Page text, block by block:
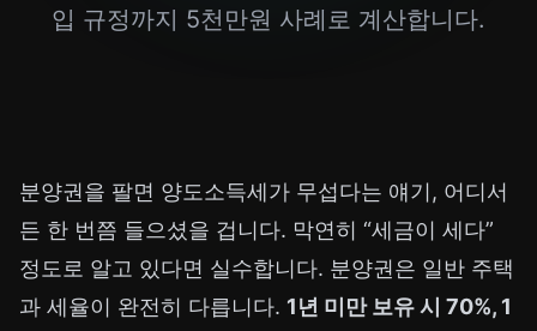
입 규정까지 5천만원 사례로 계산합니다.
분양권을 팔면 양도소득세가 무섭다는 얘기, 어디서
든 한 번쯤 들으셨을 겁니다. 막연히 “세금이 세다”
정도로 알고 있다면 실수합니다. 분양권은 일반 주택
과 세율이 완전히 다릅니다. 1년 미만 보유 시 70%, 1